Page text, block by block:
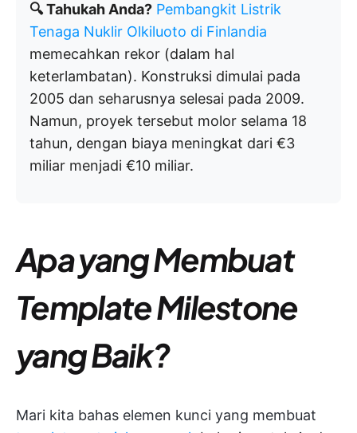
🔍 Tahukah Anda? Pembangkit Listrik
Tenaga Nuklir Olkiluoto di Finlandia
memecahkan rekor (dalam hal
keterlambatan). Konstruksi dimulai pada
2005 dan seharusnya selesai pada 2009.
Namun, proyek tersebut molor selama 18
tahun, dengan biaya meningkat dari €3
miliar menjadi €10 miliar.
Apa yang Membuat
Template Milestone
yang Baik?
Mari kita bahas elemen kunci yang membuat